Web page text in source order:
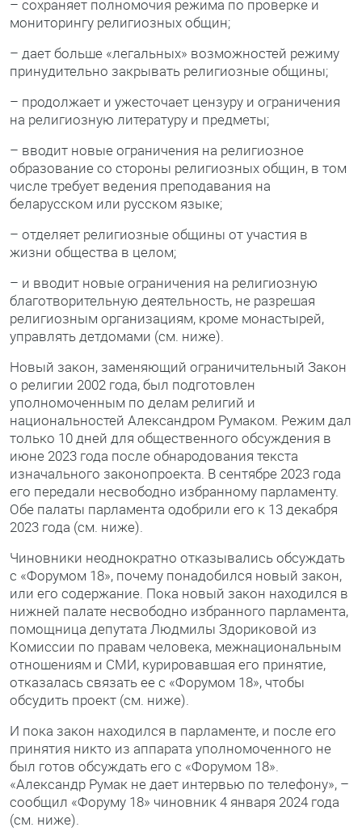
– сохраняет полномочия режима по проверке и
мониторингу религиозных общин;
– дает больше «легальных» возможностей режиму
принудительно закрывать религиозные общины;
– продолжает и ужесточает цензуру и ограничения
на религиозную литературу и предметы;
– вводит новые ограничения на религиозное
образование со стороны религиозных общин, в том
числе требует ведения преподавания на
беларусском или русском языке;
– отделяет религиозные общины от участия в
жизни общества в целом;
– и вводит новые ограничения на религиозную
благотворительную деятельность, не разрешая
религиозным организациям, кроме монастырей,
управлять детдомами (см. ниже).
Новый закон, заменяющий ограничительный Закон
о религии 2002 года, был подготовлен
уполномоченным по делам религий и
национальностей Александром Румаком. Режим дал
только 10 дней для общественного обсуждения в
июне 2023 года после обнародования текста
изначального законопроекта. В сентябре 2023 года
его передали несвободно избранному парламенту.
Обе палаты парламента одобрили его к 13 декабря
2023 года (см. ниже).
Чиновники неоднократно отказывались обсуждать
с «Форумом 18», почему понадобился новый закон,
или его содержание. Пока новый закон находился в
нижней палате несвободно избранного парламента,
помощница депутата Людмилы Здориковой из
Комиссии по правам человека, межнациональным
отношениям и СМИ, курировавшая его принятие,
отказалась связать ее с «Форумом 18», чтобы
обсудить проект (см. ниже).
И пока закон находился в парламенте, и после его
принятия никто из аппарата уполномоченного не
был готов обсуждать его с «Форумом 18».
«Александр Румак не дает интервью по телефону», –
сообщил «Форуму 18» чиновник 4 января 2024 года
(см. ниже).